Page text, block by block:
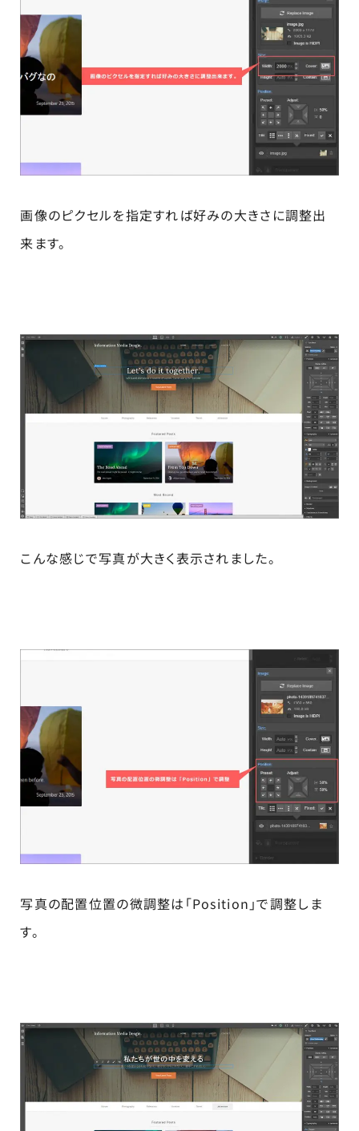
画像のピクセルを指定すれば好みの大きさに調整出
来ます。
こんな感じで写真が大きく表示されました。
写真の配置位置の微調整は「Position」で調整しま
す。